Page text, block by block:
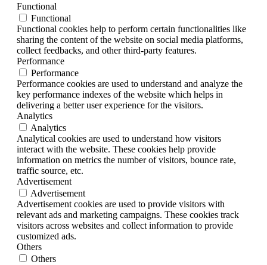
Functional
Functional
Functional cookies help to perform certain functionalities like
sharing the content of the website on social media platforms,
collect feedbacks, and other third-party features.
Performance
Performance
Performance cookies are used to understand and analyze the
key performance indexes of the website which helps in
delivering a better user experience for the visitors.
Analytics
Analytics
Analytical cookies are used to understand how visitors
interact with the website. These cookies help provide
information on metrics the number of visitors, bounce rate,
traffic source, etc.
Advertisement
Advertisement
Advertisement cookies are used to provide visitors with
relevant ads and marketing campaigns. These cookies track
visitors across websites and collect information to provide
customized ads.
Others
Others